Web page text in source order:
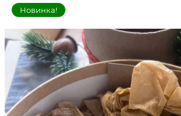
Новинка!